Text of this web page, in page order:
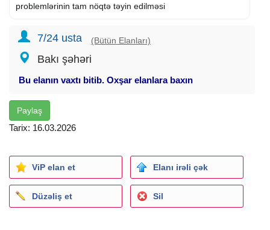
problemlərinin tam nöqtə təyin edilməsi
3. Camera ilə görüntüləmə şəkil və video qeydə alınması
4. Yeraltı gizli quyuların tapılması
5. Kanalizasiya borularında klonun olub olmamağının
diaqnostikası
6. Santexnika xidmətləri
görüntü kamerası ilə 100% Dəqiqliklə təyin edilir
8. Kombi Təmiri
7/24 usta (Bütün Elanları)
Bakı şəhəri
Bu elanın vaxtı bitib. Oxşar elanlara baxın
Paylaş
Tarix: 16.03.2026
ViP elan et Elanı irəli çək
Düzəliş et Sil